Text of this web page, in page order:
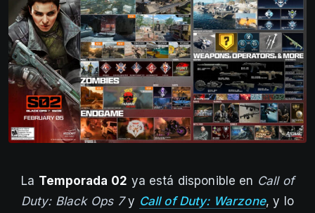
La Temporada 02 ya está disponible en Call of
Duty: Black Ops 7y Call of Duty: Warzone, y lo